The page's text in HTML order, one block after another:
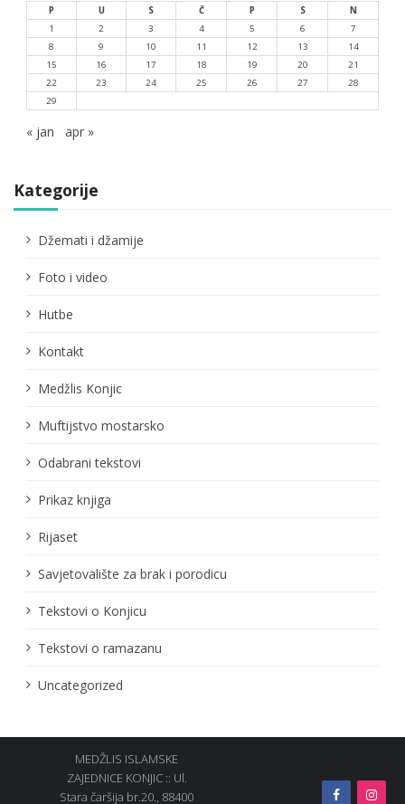
P U S Č P S
N
1
2 3 4 5 6
7
8
9 10 11 12 13
14
15
16 17 18 19 20
21
22
23 24 25 26 27
28
29
« jan apr »
Kategorije
Džemati i džamije
Foto i video
Hutbe
Kontakt
Medžlis Konjic
Muftijstvo mostarsko
Odabrani tekstovi
Prikaz knjiga
Rijaset
Savjetovalište za brak i porodicu
Tekstovi o Konjicu
Tekstovi o ramazanu
Uncategorized
MEDŽLIS ISLAMSKE
ZAJEDNICE KONJIC :: Ul.
Stara čaršija br.20., 88400